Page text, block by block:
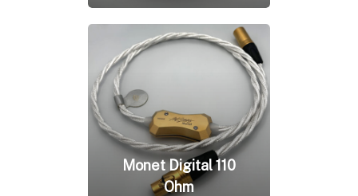
Monet Digital 110
Ohm